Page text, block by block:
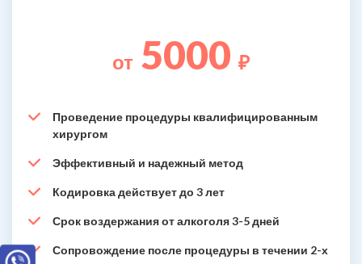
от 5000 ₽
Проведение процедуры квалифицированным
хирургом
Эффективный и надежный метод
Кодировка действует до 3 лет
Срок воздержания от алкоголя 3-5 дней
Сопровождение после процедуры в течении 2-х